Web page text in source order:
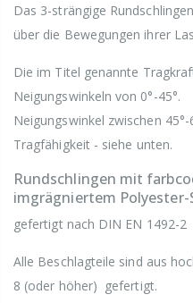
Das 3-strängige
über die Bewegungen ihrer
Die im Titel genannte
Neigungswinkeln von 0°-45°.
Neigungswinkel zwischen
Tragfähigkeit - siehe unten.
Rundschlingen mit
imgrägniertem
gefertigt nach DIN EN 1492-2
Alle Beschlagteile sind aus
8 (oder höher) gefertigt.